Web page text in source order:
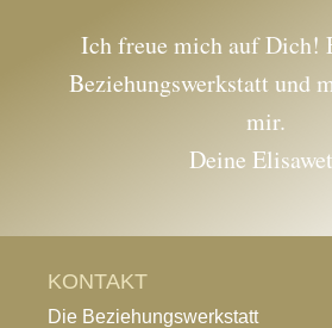
Ich freue mich auf Dich!
Beziehungswerkstatt und
mir.
Deine
KONTAKT
Die Beziehungswerkstatt